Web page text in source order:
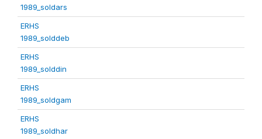
1989_soldars
ERHS
1989_solddeb
ERHS
1989_solddin
ERHS
1989_soldgam
ERHS
1989_soldhar